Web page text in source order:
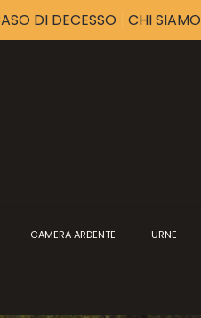
DI DECESSO CHI SIAMO
CAMERA ARDENTE URNE